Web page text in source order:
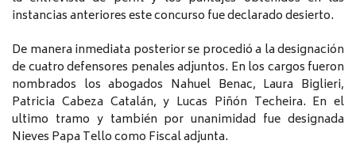
instancias anteriores este concurso fue declarado desierto.
De manera inmediata posterior se procedió a la designación
de cuatro defensores penales adjuntos. En los cargos fueron
nombrados los abogados Nahuel Benac, Laura Biglieri,
Patricia Cabeza Catalán, y Lucas Piñón Techeira. En el
ultimo tramo y también por unanimidad fue designada
Nieves Papa Tello como Fiscal adjunta.